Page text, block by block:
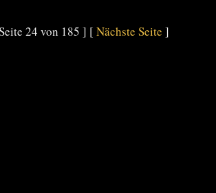
24 von 185 ] [ Nächste Seite ]